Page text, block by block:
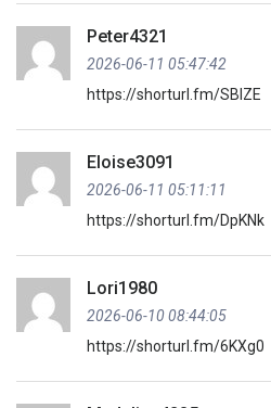
Peter4321
2026-06-11 05:47:42
https://shorturl.fm/SBIZE
Eloise3091
2026-06-11 05:11:11
https://shorturl.fm/DpKNk
Lori1980
2026-06-10 08:44:05
https://shorturl.fm/6KXg0